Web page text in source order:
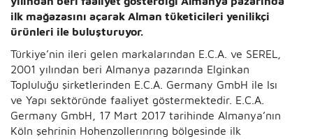
ilk mağazasını açarak Alman tüketicileri yenilikçi
ürünleri ile buluşturuyor.
Türkiye’nin ileri gelen markalarından E.C.A. ve SEREL,
2001 yılından beri Almanya pazarında Elginkan
Topluluğu şirketlerinden E.C.A. Germany GmbH ile Isı
ve Yapı sektöründe faaliyet göstermektedir. E.C.A.
Germany GmbH, 17 Mart 2017 tarihinde Almanya’nın
Köln şehrinin Hohenzollerınrıng bölgesinde ilk